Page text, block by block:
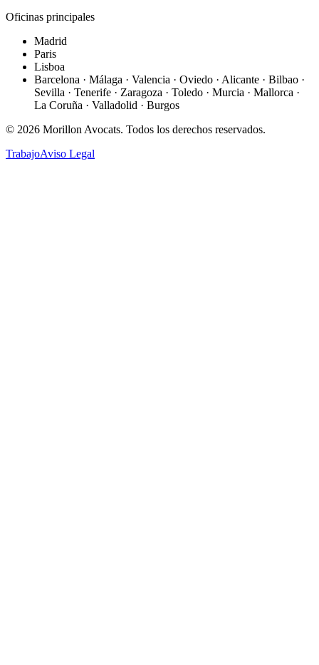
Oficinas principales
Madrid
Paris
Lisboa
Barcelona · Málaga · Valencia · Oviedo · Alicante · Bilbao ·
Sevilla · Tenerife · Zaragoza · Toledo · Murcia · Mallorca ·
La Coruña · Valladolid · Burgos
© 2026 Morillon Avocats. Todos los derechos reservados.
TrabajoAviso Legal